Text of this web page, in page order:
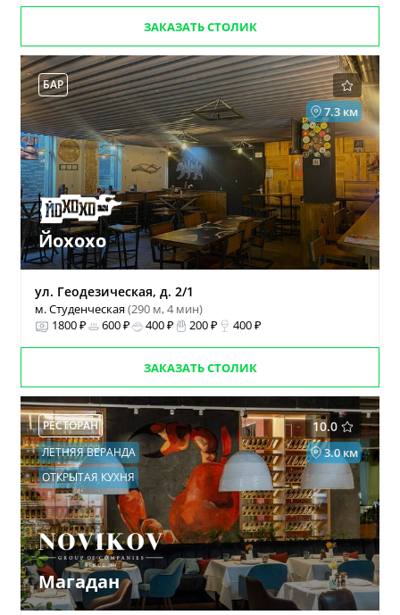
ЗАКАЗАТЬ СТОЛИК
БАР
7.3 км
Йохохо
ул. Геодезическая, д. 2/1
м. Студенческая(290 м, 4 мин)
1800 ₽
600 ₽ 400 ₽ 200 ₽ 400 ₽
ЗАКАЗАТЬ СТОЛИК
10.0
РЕСТОРАН
3.0 км
ЛЕТНЯЯ ВЕРАНДА
ОТКРЫТАЯ КУХНЯ
Магадан